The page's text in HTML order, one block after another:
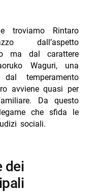
troviamo Rintaro
dall’aspetto
ma dal carattere
Waguri, una
temperamento
avviene quasi per
Da questo
che sfida le
sociali.